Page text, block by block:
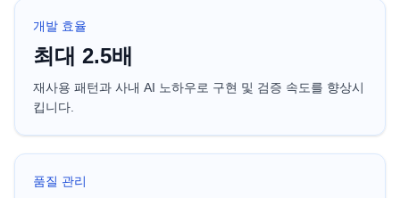
개발 효율
최대 2.5배
재사용 패턴과 사내 AI 노하우로 구현 및 검증 속도를 향상시
킵니다.
품질 관리